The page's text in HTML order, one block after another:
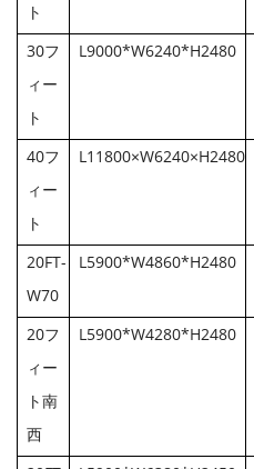
ト
30フ
ィー
ト
L9000*W6240*H2480
40フ
ィー
ト
L11800×W6240×H2480
20FT-
W70
L5900*W4860*H2480
20フ
ィー
ト南
西
L5900*W4280*H2480